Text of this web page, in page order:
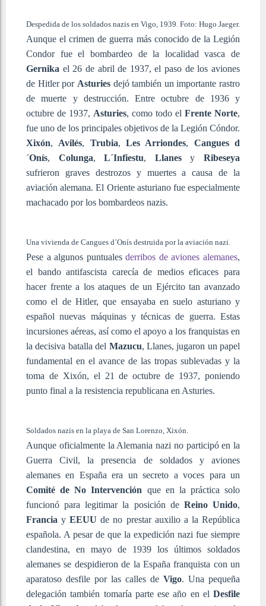
Despedida de los soldados nazis en Vigo, 1939. Foto: Hugo Jaeger.
Aunque el crimen de guerra más conocido de la Legión
Condor fue el bombardeo de la localidad vasca de
Gernika el 26 de abril de 1937, el paso de los aviones
de Hitler por Asturiesdejó también un importante rastro
de muerte y destrucción. Entre octubre de 1936 y
octubre de 1937, Asturies, como todo el Frente Norte,
fue uno de los principales objetivos de la Legión Cóndor.
Xixón, Avilés, Trubia,Les Arriondes, Cangues d
´Onís, Colunga,L´Infiestu, Llanesy Ribeseya
sufrieron graves destrozos y muertes a causa de la
aviación alemana. El Oriente asturiano fue especialmente
machacado por los bombardeos nazis.
Una vivienda de Cangues d´Onís destruida por la aviación nazi.
Pese a algunos puntualesderribos de aviones alemanes,
el bando antifascista carecía de medios eficaces para
hacer frente a los ataques de un Ejército tan avanzado
como el de Hitler, que ensayaba en suelo asturiano y
español nuevas máquinas y técnicas de guerra. Estas
incursiones aéreas, así como el apoyo a los franquistas en
la decisiva batalla del Mazucu, Llanes, jugaron un papel
fundamental en el avance de las tropas sublevadas y la
toma de Xixón, el 21 de octubre de 1937, poniendo
punto final a la resistencia republicana en Asturies.
Soldados nazis en la playa de San Lorenzo, Xixón.
Aunque oficialmente la Alemania nazi no participó en la
Guerra Civil, la presencia de soldados y aviones
alemanes en España era un secreto a voces para un
Comité de No Intervención que en la práctica solo
funcionó para legitimar la posición deReino Unido,
FranciayEEUUde no prestar auxilio a la República
española. A pesar de que la expedición nazi fue siempre
clandestina, en mayo de 1939 los últimos soldados
alemanes se despidieron de la España franquista con un
aparatoso desfile por las calles de Vigo. Una pequeña
delegación también tomaría parte ese año en el Desfile